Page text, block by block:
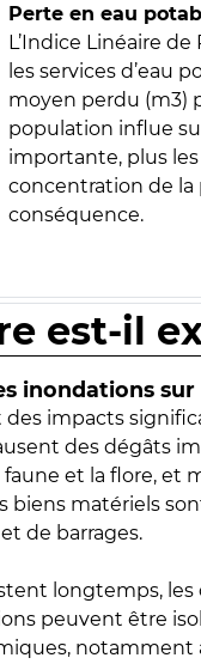
Perte en eau
L’Indice Linéaire
les services d’eau
moyen perdu (m3)
population influe
importante, plus
concentration de la
conséquence.
est-il
inondations
impacts
des dégâts
et la flore, et
biens matériels
de barrages.
longtemps,
peuvent être